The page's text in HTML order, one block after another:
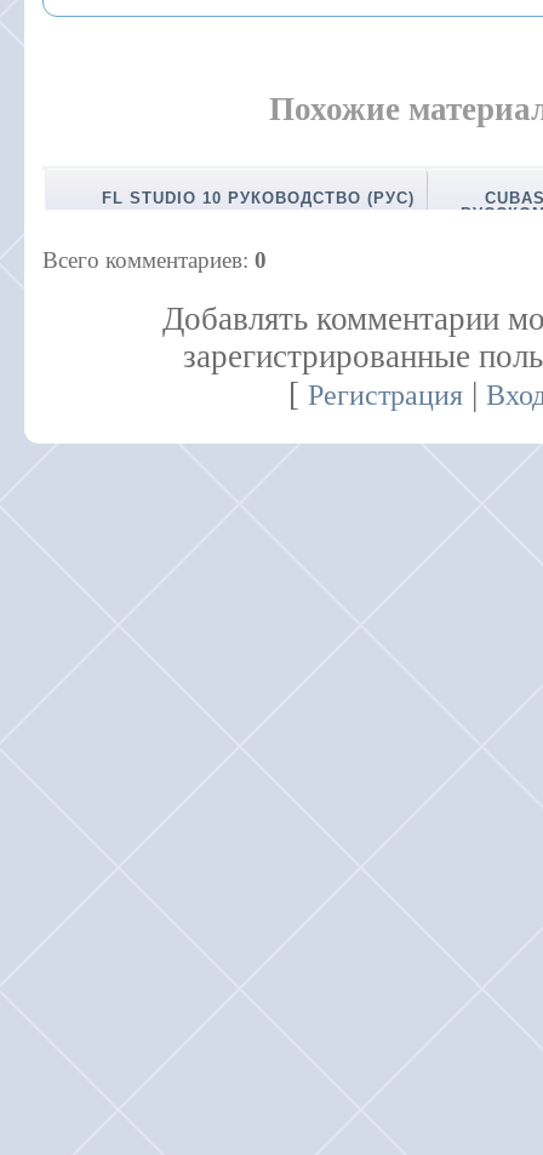
Похожие
FL STUDIO 10 РУКОВОДСТВО (РУС)
Всего комментариев: 0
Добавлять комментарии
зарегистрированные
[Регистрация |